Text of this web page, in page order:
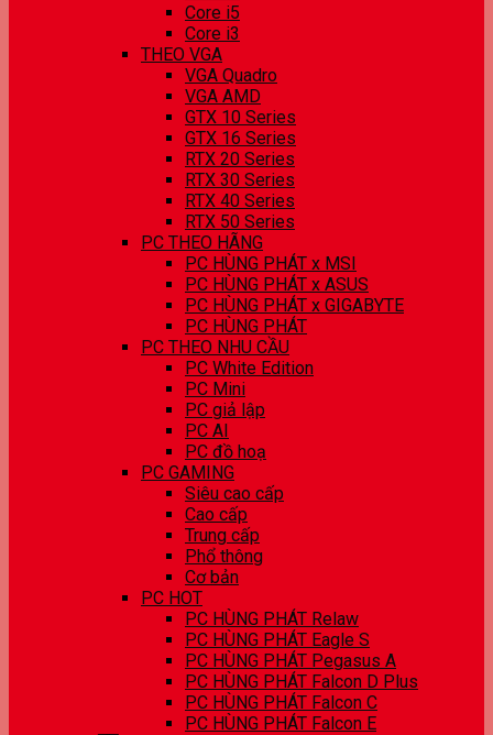
Core i5
Core i3
THEO VGA
VGA Quadro
VGA AMD
GTX 10 Series
GTX 16 Series
RTX 20 Series
RTX 30 Series
RTX 40 Series
RTX 50 Series
PC THEO HÃNG
PC HÙNG PHÁT x MSI
PC HÙNG PHÁT x ASUS
PC HÙNG PHÁT x GIGABYTE
PC HÙNG PHÁT
PC THEO NHU CẦU
PC White Edition
PC Mini
PC giả lập
PC AI
PC đồ hoạ
PC GAMING
Siêu cao cấp
Cao cấp
Trung cấp
Phổ thông
Cơ bản
PC HOT
PC HÙNG PHÁT Relaw
PC HÙNG PHÁT Eagle S
PC HÙNG PHÁT Pegasus A
PC HÙNG PHÁT Falcon D Plus
PC HÙNG PHÁT Falcon C
PC HÙNG PHÁT Falcon E